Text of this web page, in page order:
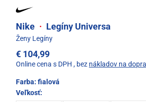
Nike · Legíny Universa
Ženy Legíny
€ 104,99
Online cena s DPH , bez nákladov na
Farba: fialová
Veľkosť: